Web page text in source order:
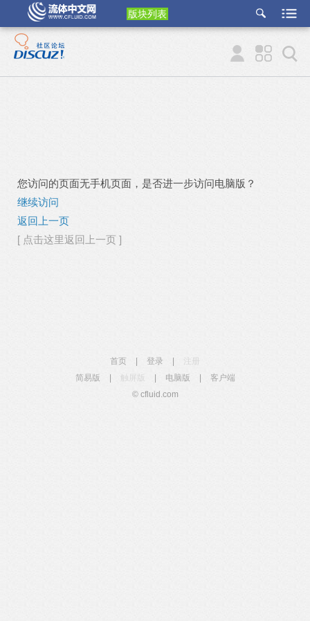
版块列表
etu
p
您访问的页面无手机页面，是否进一步访问电脑版？
继续访问
返回上一页
[ 点击这里返回上一页 ]
首页 登录
简易版
触屏版 电脑版
客户端
© cfluid.com